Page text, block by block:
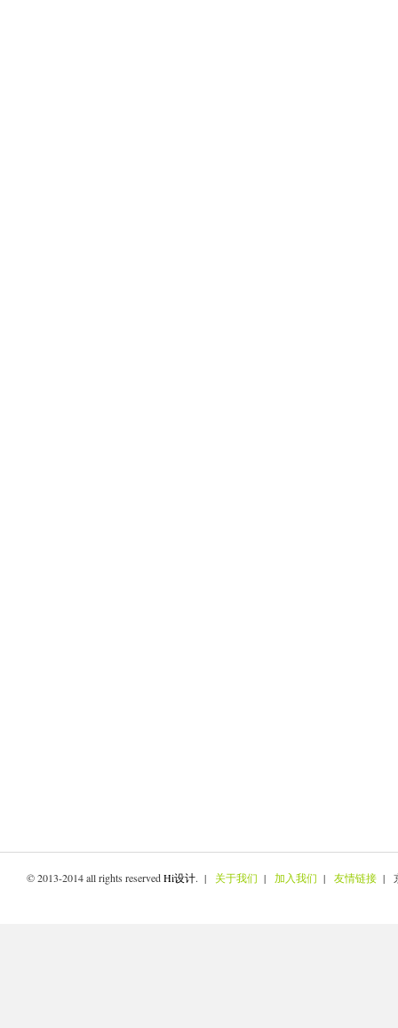
© 2013-2014 all rights reservedHi设计. | 关于我们 | 加入我们 | 友情链接 |